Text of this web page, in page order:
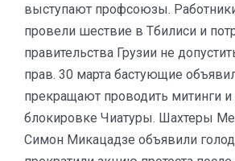
выступают профсоюзы.
провели шествие в Тбилиси и
правительства Грузии не
прав. 30 марта бастующие
прекращают проводить митинги и
блокировке Чиатуры. Шахтеры
Симон Микацадзе объявили